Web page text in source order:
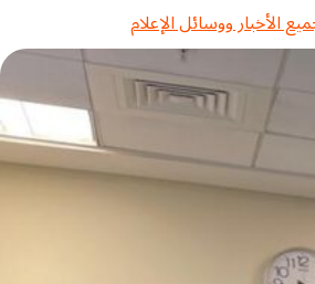
الأخبار ووسائل الإعلام